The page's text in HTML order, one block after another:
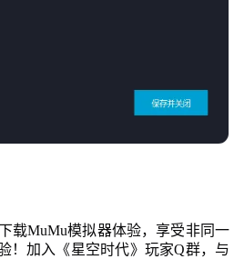
载MuMu模拟器体验，享受非同一
！加入《星空时代》玩家Q群，与